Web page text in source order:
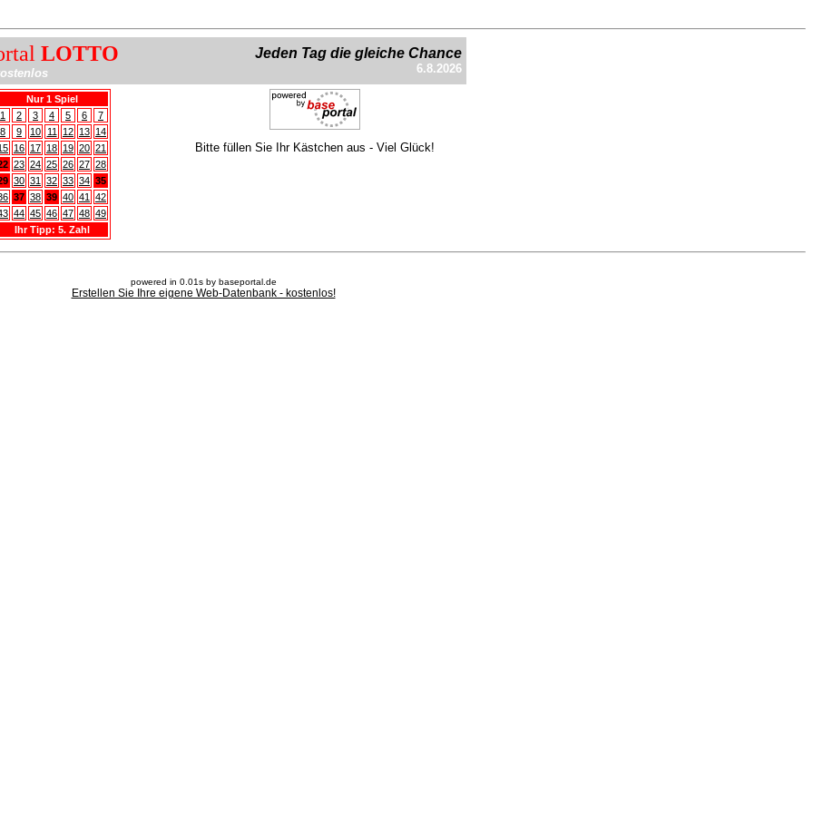
LOTTO Jeden Tag die gleiche Chance
6.8.2026
Nur 1 Spiel
1
2 3 4 5 6
7
8
9 10 11 12 13 14
16 17 18 19 20 21
23 24 25 26 27 28
30 31 32 33 34 35
37 38 39 40 41
42
44 45 46 47 48 49
Ihr Tipp: 5. Zahl
Bitte füllen Sie Ihr Kästchen aus - Viel Glück!
powered in 0.01s by baseportal.de
Erstellen Sie Ihre eigene Web-Datenbank - kostenlos!